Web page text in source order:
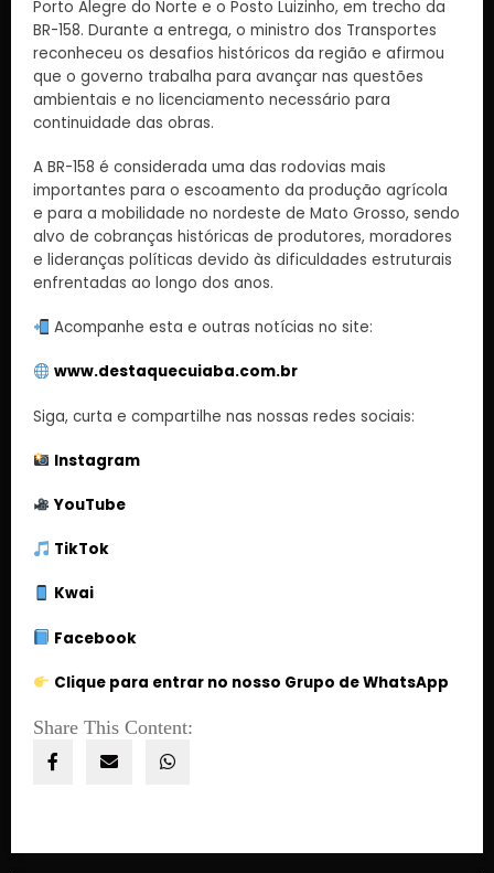
Porto Alegre do Norte e o Posto Luizinho, em trecho da
BR-158. Durante a entrega, o ministro dos Transportes
reconheceu os desafios históricos da região e afirmou
que o governo trabalha para avançar nas questões
ambientais e no licenciamento necessário para
continuidade das obras.
A BR-158 é considerada uma das rodovias mais
importantes para o escoamento da produção agrícola
e para a mobilidade no nordeste de Mato Grosso, sendo
alvo de cobranças históricas de produtores, moradores
e lideranças políticas devido às dificuldades estruturais
enfrentadas ao longo dos anos.
Acompanhe esta e outras notícias no site:
www.destaquecuiaba.com.br
Siga, curta e compartilhe nas nossas redes sociais:
Instagram
YouTube
TikTok
Kwai
Facebook
Clique para entrar no nosso Grupo de WhatsApp
Share This Content: